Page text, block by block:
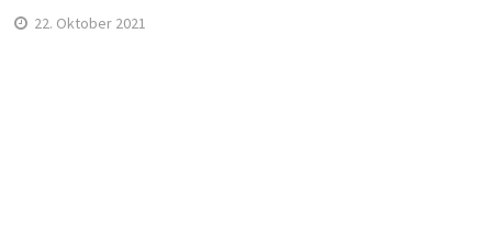
22. Oktober 2021